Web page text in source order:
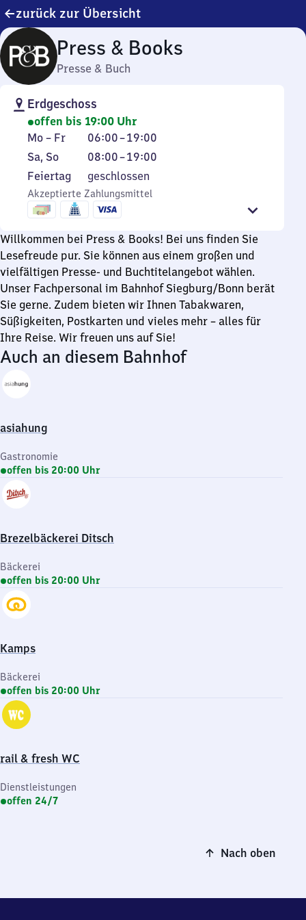
zurück zur Übersicht
Press & Books
Presse & Buch
Erdgeschoss
offen bis 19:00 Uhr
Montag
bis
Freitag
Mo – Fr 06:00–19:00
Von
6
bis
19
Uhr
Samstag
und
Sonntag
Sa, So 08:00–19:00
Von
8
Uhr
bis
19
Uhr
Feiertag
Feiertag geschlossen
Akzeptierte Zahlungsmittel
Willkommen bei Press & Books! Bei uns finden Sie
Lesefreude pur. Sie können aus einem großen und
vielfältigen Presse- und Buchtitelangebot wählen.
Unser Fachpersonal im Bahnhof Siegburg/Bonn berät
Sie gerne. Zudem bieten wir Ihnen Tabakwaren,
Süßigkeiten, Postkarten und vieles mehr – alles für
Ihre Reise. Wir freuen uns auf Sie!
Auch an diesem Bahnhof
asiahung
Gastronomie
offen bis 20:00 Uhr
Brezelbäckerei Ditsch
Bäckerei
offen bis 20:00 Uhr
Kamps
Bäckerei
offen bis 20:00 Uhr
rail & fresh WC
Dienstleistungen
offen 24/7
Nach oben